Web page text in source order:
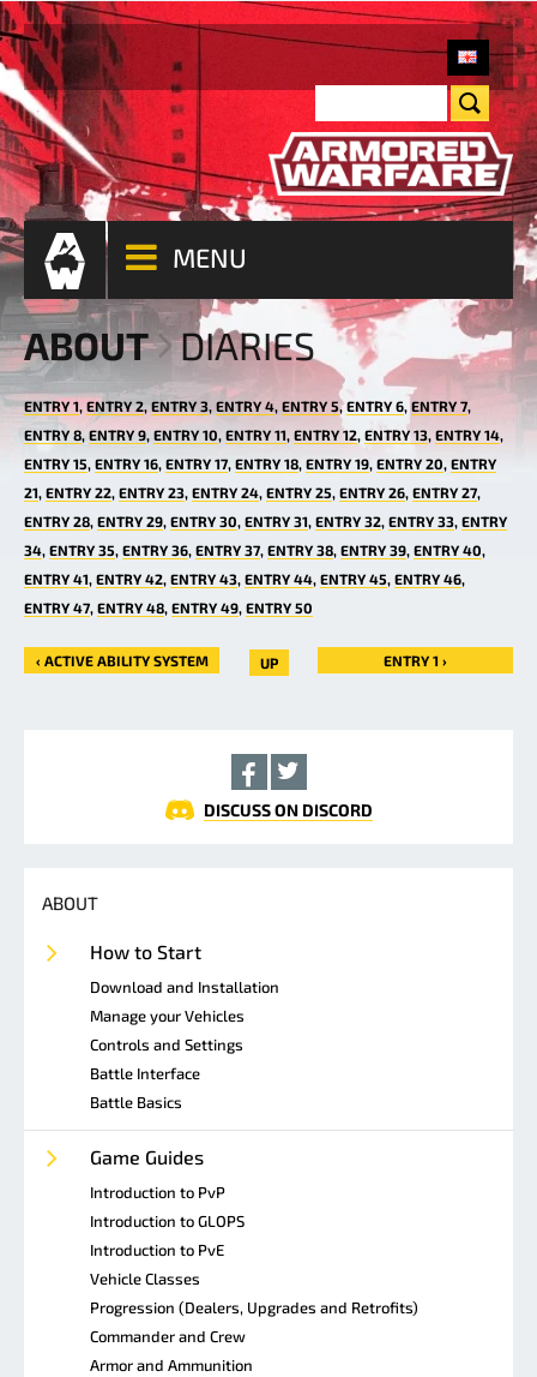
MENU
ABOUT DIARIES
ENTRY 1 ENTRY 2 ENTRY 3 ENTRY 4 ENTRY 5 ENTRY 6 ENTRY 7
ENTRY 8 ENTRY 9 ENTRY 10 ENTRY 11 ENTRY 12 ENTRY 13 ENTRY 14
ENTRY 15 ENTRY 16 ENTRY 17 ENTRY 18 ENTRY 19 ENTRY 20 ENTRY
21 ENTRY 22 ENTRY 23 ENTRY 24 ENTRY 25 ENTRY 26 ENTRY 27
ENTRY 28 ENTRY 29 ENTRY 30 ENTRY 31 ENTRY 32 ENTRY 33 ENTRY
34 ENTRY 35 ENTRY 36 ENTRY 37 ENTRY 38 ENTRY 39 ENTRY 40
ENTRY 41 ENTRY 42 ENTRY 43 ENTRY 44 ENTRY 45 ENTRY 46
ENTRY 47 ENTRY 48 ENTRY 49 ENTRY 50
‹ ACTIVE ABILITY SYSTEM UP ENTRY 1 ›
DISCUSS ON DISCORD
ABOUT
How to Start
Download and Installation
Manage your Vehicles
Controls and Settings
Battle Interface
Battle Basics
Game Guides
Introduction to PvP
Introduction to GLOPS
Introduction to PvE
Vehicle Classes
Progression (Dealers, Upgrades and Retrofits)
Commander and Crew
Armor and Ammunition